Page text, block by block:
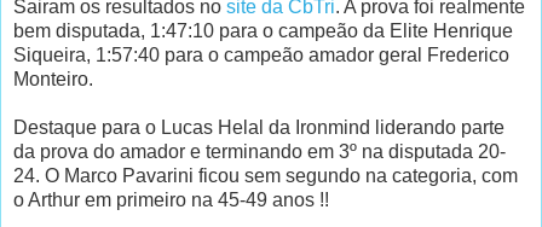
Sairam os resultados no site da CbTri. A prova foi realmente
bem disputada, 1:47:10 para o campeão da Elite Henrique
Siqueira, 1:57:40 para o campeão amador geral Frederico
Monteiro.
Destaque para o Lucas Helal da Ironmind liderando parte
da prova do amador e terminando em 3º na disputada 20-
24. O Marco Pavarini ficou sem segundo na categoria, com
o Arthur em primeiro na 45-49 anos !!